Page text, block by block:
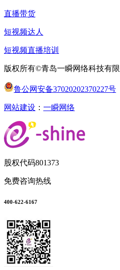
直播带货
短视频达人
短视频直播培训
版权所有©青岛一瞬网络科技有限
鲁公网安备37020202370227号
网站建设 ： 一瞬网络
股权代码801373
免费咨询热线
400-622-6167